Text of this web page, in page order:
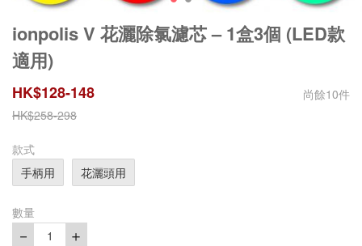
ionpolis V 花灑除氯濾芯 – 1盒3個 (LED款
適用)
HK$128-148 尚餘10件
HK$258-298
款式
手柄用
花灑頭用
數量
－ 1 ＋